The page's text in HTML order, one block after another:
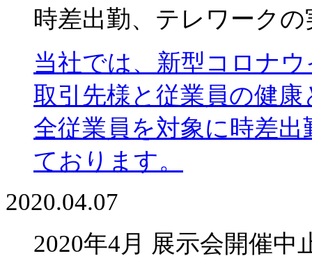
時差出勤、テレワーク
当社では、新型コロナ
取引先様と従業員の健
全従業員を対象に時差
ております。
2020.04.07
2020年4月 展示会開催中